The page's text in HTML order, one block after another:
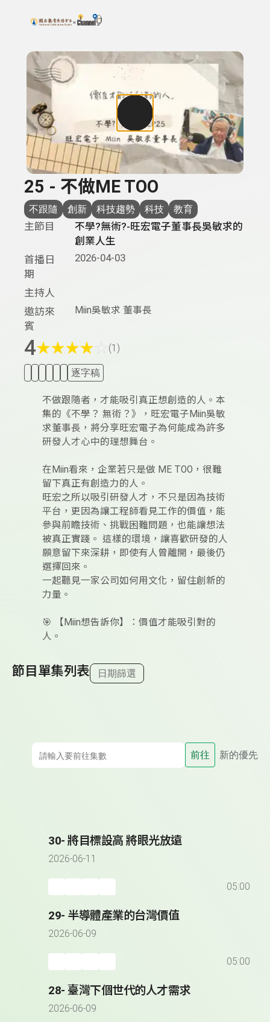
上方功能區塊
搜尋關鍵字：可輸入節目名稱、主持人或關鍵字
25 - 不做ME TOO
不跟隨 創新 科技趨勢 科技 教育
主節目
不學?無術?-旺宏電子董事長吳敏求的
創業人生
首播日
期
2026-04-03
主持人
邀訪來
賓
Miin吳敏求 董事長
4★★★★ (1)
逐字稿
不做跟隨者，才能吸引真正想創造的人。本
集的《不學？ 無術？》，旺宏電子Miin吳敏
求董事長，將分享旺宏電子為何能成為許多
研發人才心中的理想舞台。
在Miin看來，企業若只是做 ME TOO，很難
留下真正有創造力的人。
旺宏之所以吸引研發人才，不只是因為技術
平台，更因為讓工程師看見工作的價值，能
參與前瞻技術、挑戰困難問題，也能讓想法
被真正實踐。 這樣的環境，讓喜歡研發的人
願意留下來深耕，即使有人曾離開，最後仍
選擇回來。
一起聽見一家公司如何用文化，留住創新的
力量。
🎯 【Miin想告訴你】：價值才能吸引對的
人。
節目單集列表 日期篩選
前往 新的優先
30- 將目標設高 將眼光放遠
2026-06-11
05:00
29- 半導體產業的台灣價值
2026-06-09
05:00
28- 臺灣下個世代的人才需求
2026-06-09